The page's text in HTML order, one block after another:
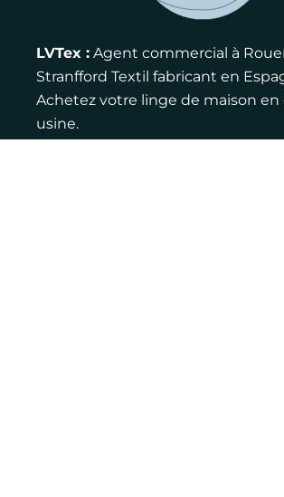
LVTex : Agent commercial à
Stranfford Textil fabricant en
Achetez votre linge de maison en
usine.